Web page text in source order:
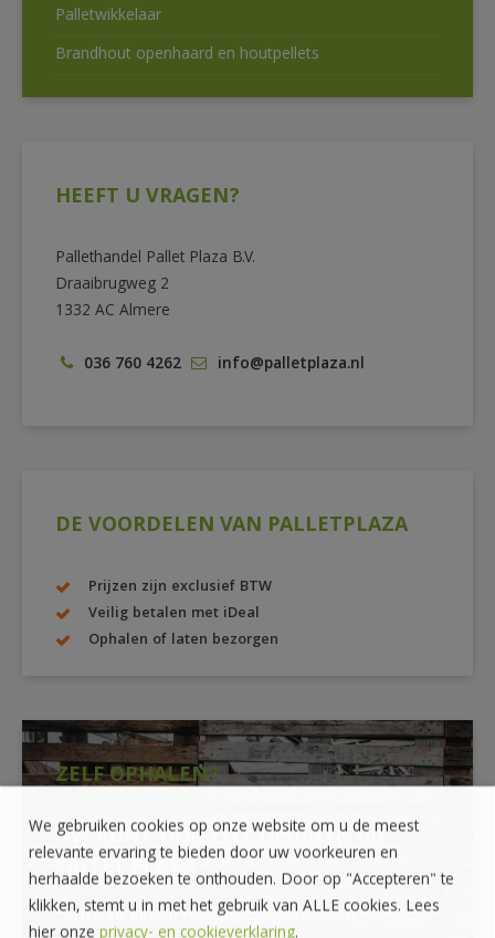
Palletwikkelaar
Brandhout openhaard en houtpellets
HEEFT U VRAGEN?
Pallethandel Pallet Plaza B.V.
Draaibrugweg 2
1332 AC Almere
036 760 4262 info@palletplaza.nl
DE VOORDELEN VAN PALLETPLAZA
Prijzen zijn exclusief BTW
Veilig betalen met iDeal
Ophalen of laten bezorgen
ZELF OPHALEN?
UW KUNT OOK ZELF OPHALEN BIJ
PALLET PLAZA
*Afhalen alleen mogelijk na bestellen via onze
We gebruiken cookies op onze website om u de meest
relevante ervaring te bieden door uw voorkeuren en
herhaalde bezoeken te onthouden. Door op "Accepteren" te
klikken, stemt u in met het gebruik van ALLE cookies. Lees